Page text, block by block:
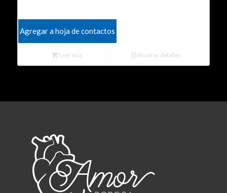
Agregar a hoja de contactos
Leer más Mostrar detalles